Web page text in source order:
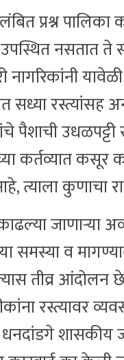
प्रश्न पालिका
नसतात ते
सध्या
पैशाची
कर्तव्यात
त्याला कुणाचा
जाणाऱ्या
व
तीव्र आंदोलन
रस्त्यावर
धनदांडगे